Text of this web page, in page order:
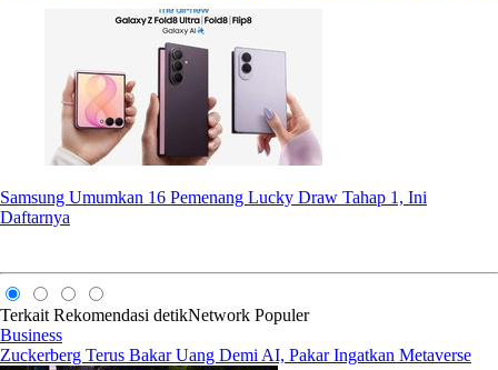
Samsung Umumkan 16 Pemenang Lucky Draw Tahap 1, Ini
Daftarnya
Terkait Rekomendasi detikNetwork Populer
Business
Zuckerberg Terus Bakar Uang Demi AI, Pakar Ingatkan Metaverse